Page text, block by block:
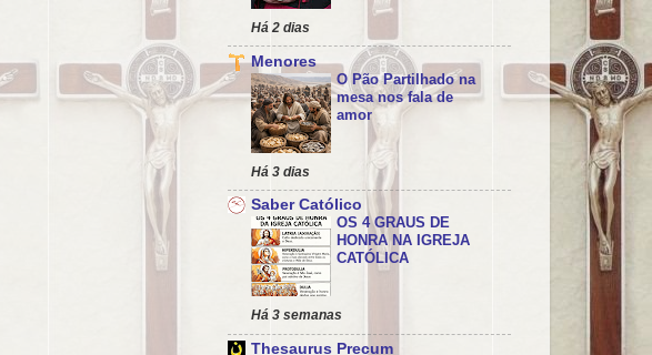
Há 2 dias
Menores
O Pão Partilhado na
mesa nos fala de
amor
Há 3 dias
Saber Católico
OS 4 GRAUS DE
HONRA NA IGREJA
CATÓLICA
Há 3 semanas
Thesaurus Precum